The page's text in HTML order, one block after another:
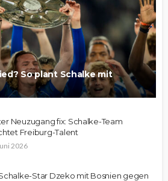
So plant Schalke mit
Neuzugang fix: Schalke-Team
Freiburg-Talent
2026
Star Dzeko mit Bosnien gegen